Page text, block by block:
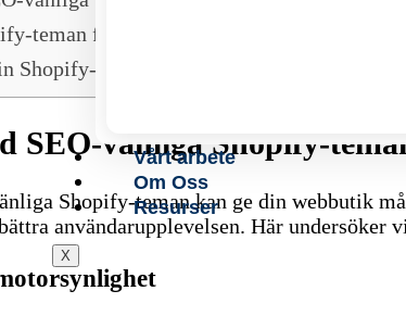
Vårt arbete
Om Oss
Resurser
X
teman för SEO
Shopify-butik
SEO-vänliga Shopify-
Shopify-teman kan ge din webbutik
användarupplevelsen. Här undersöker